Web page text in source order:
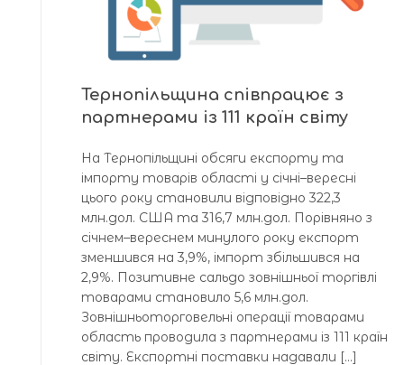
Тернопільщина співпрацює з
партнерами із 111 країн світу
На Тернопільщині обсяги експорту та
імпорту товарів області у січні–вересні
цього року становили відповідно 322,3
млн.дол. США та 316,7 млн.дол. Порівняно з
січнем–вереснем минулого року експорт
зменшився на 3,9%, імпорт збільшився на
2,9%. Позитивне сальдо зовнішньої торгівлі
товарами становило 5,6 млн.дол.
Зовнішньоторговельні операції товарами
область проводила з партнерами із 111 країн
світу. Експортні поставки надавали […]